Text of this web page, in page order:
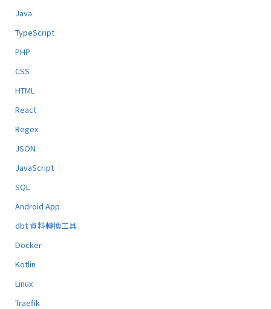
Java
TypeScript
PHP
CSS
HTML
React
Regex
JSON
JavaScript
SQL
Android App
dbt 資料轉換工具
Docker
Kotlin
Linux
Traefik